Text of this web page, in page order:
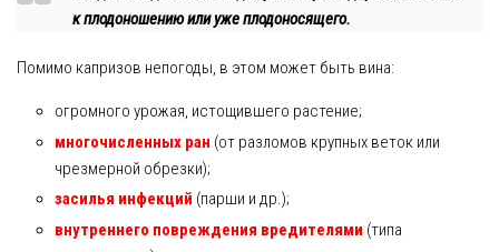
к плодоношению или уже плодоносящего.
Помимо капризов непогоды, в этом может быть вина:
огромного урожая, истощившего растение;
многочисленных ран (от разломов крупных веток или
чрезмерной обрезки);
засилья инфекций (парши и др.);
внутреннего повреждения вредителями (типа